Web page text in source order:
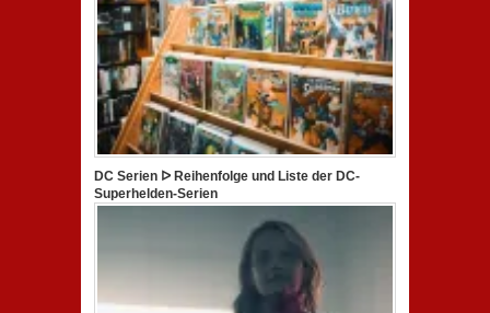
DC Serien ᐅ Reihenfolge und Liste der DC-
Superhelden-Serien